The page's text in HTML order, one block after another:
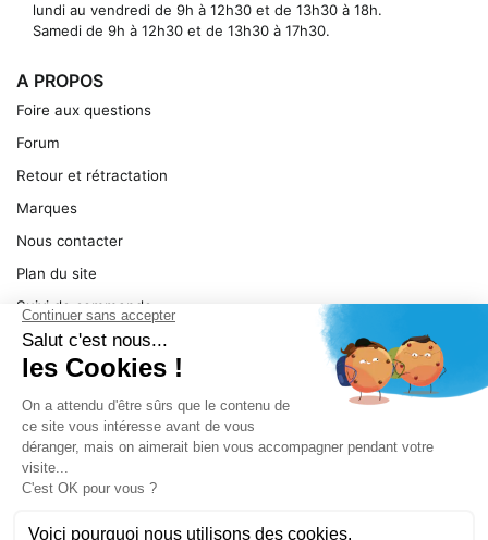
lundi au vendredi de 9h à 12h30 et de 13h30 à 18h.
Samedi de 9h à 12h30 et de 13h30 à 17h30.
A PROPOS
Foire aux questions
Forum
Retour et rétractation
Marques
Nous contacter
Plan du site
Suivi de commande
Ma facture
Mentions légales
Conditions générales
SERVICE
Pièces détachées